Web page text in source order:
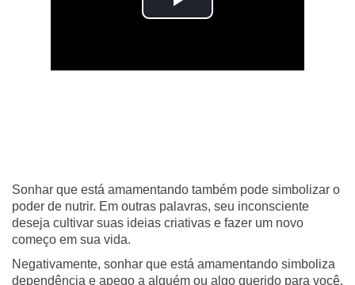
Sonhar que está amamentando também pode simbolizar o
poder de nutrir. Em outras palavras, seu inconsciente
deseja cultivar suas ideias criativas e fazer um novo
começo em sua vida.
Negativamente, sonhar que está amamentando simboliza
dependência e apego a alguém ou algo querido para você.